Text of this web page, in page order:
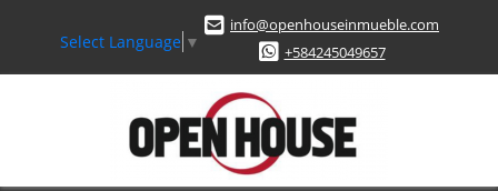
Select Language ▼
info@openhouseinmueble.com
+584245049657